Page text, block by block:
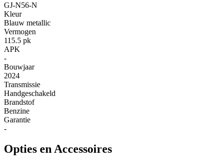
GJ-N56-N
Kleur
Blauw metallic
Vermogen
115.5 pk
APK
-
Bouwjaar
2024
Transmissie
Handgeschakeld
Brandstof
Benzine
Garantie
-
Opties en Accessoires